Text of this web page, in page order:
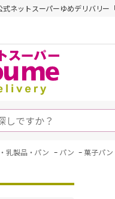
式ネットスーパーゆめデリバリー
乳製品・パン - パン -菓子パン